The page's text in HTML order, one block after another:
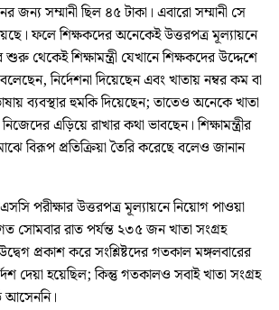
জন্য সম্মানী ছিল ৪৫ টাকা। এবারো সম্মানী সে
ফলে শিক্ষকদের অনেকেই উত্তরপত্র মূল্যায়নে
থেকেই শিক্ষামন্ত্রী যেখানে শিক্ষকদের উদ্দেশে
নির্দেশনা দিয়েছেন এবং খাতায় নম্বর কম বা
ব্যবস্থার হুমকি দিয়েছেন; তাতেও অনেকে খাতা
এড়িয়ে রাখার কথা ভাবছেন। শিক্ষামন্ত্রীর
বিরূপ প্রতিক্রিয়া তৈরি করেছে বলেও জানান
পরীক্ষার উত্তরপত্র মূল্যায়নে নিয়োগ পাওয়া
সোমবার রাত পর্যন্ত ২৩৫ জন খাতা সংগ্রহ
প্রকাশ করে সংশ্লিষ্টদের গতকাল মঙ্গলবারের
দেয়া হয়েছিল; কিন্তু গতকালও সবাই খাতা সংগ্রহ
আসেননি।